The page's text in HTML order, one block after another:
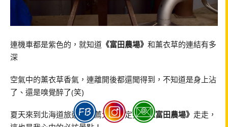
連機車都是紫色的，就知道 《富田農場》 和薰衣草的連結有多
深
空氣中的薰衣草香氣，連離開後都還聞得到，不知道是身上沾
了、還是嗅覺醉了(笑)
夏天來到北海道旅遊，推薦大家一定要到《富田農場》 走走，